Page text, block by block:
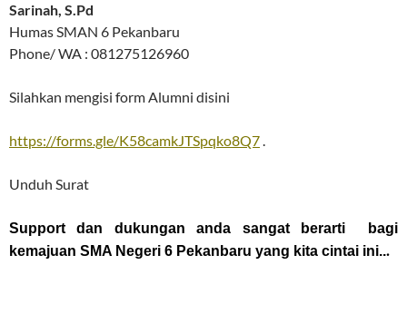
Sarinah, S.Pd
Humas SMAN 6 Pekanbaru
Phone/ WA : 081275126960
Silahkan mengisi form Alumni disini
https://forms.gle/K58camkJTSpqko8Q7.
Unduh Surat
Support dan dukungan anda sangat berarti bagi
kemajuan SMA Negeri 6 Pekanbaru yang kita cintai ini...